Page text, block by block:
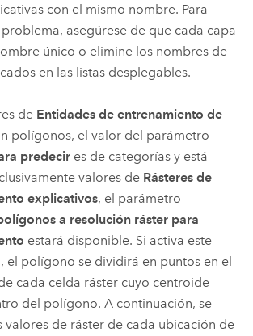
con el mismo nombre. Para
asegúrese de que cada capa
único o elimine los nombres de
en las listas desplegables.
de Entidades de entrenamiento de
polígonos, el valor del parámetro
predecir es de categorías y está
valores de Rásteres de
explicativos, el parámetro
a resolución ráster para
estará disponible. Si activa este
el polígono se dividirá en puntos en el
cada celda ráster cuyo centroide
del polígono. A continuación, se
valores de ráster de cada ubicación de